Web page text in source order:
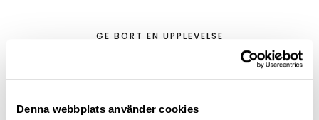
Denna webbplats använder cookies
GE BORT EN UPPLEVELSE
Våra presentkort är lösningen för dig som vill ge bort